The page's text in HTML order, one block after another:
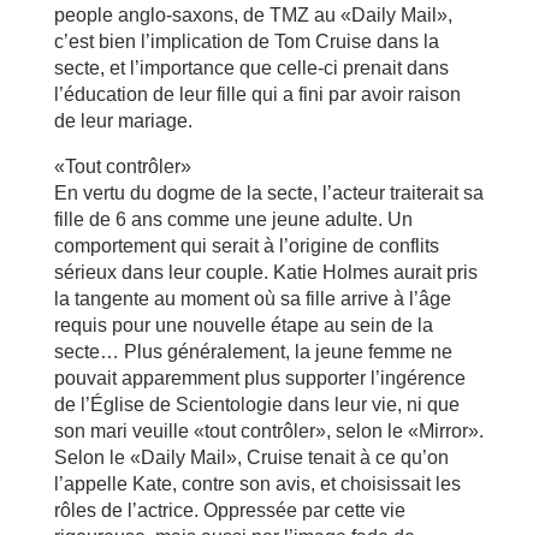
people anglo-saxons, de TMZ au «Daily Mail»,
c’est bien l’implication de Tom Cruise dans la
secte, et l’importance que celle-ci prenait dans
l’éducation de leur fille qui a fini par avoir raison
de leur mariage.
«Tout contrôler»
En vertu du dogme de la secte, l’acteur traiterait sa
fille de 6 ans comme une jeune adulte. Un
comportement qui serait à l’origine de conflits
sérieux dans leur couple. Katie Holmes aurait pris
la tangente au moment où sa fille arrive à l’âge
requis pour une nouvelle étape au sein de la
secte… Plus généralement, la jeune femme ne
pouvait apparemment plus supporter l’ingérence
de l’Église de Scientologie dans leur vie, ni que
son mari veuille «tout contrôler», selon le «Mirror».
Selon le «Daily Mail», Cruise tenait à ce qu’on
l’appelle Kate, contre son avis, et choisissait les
rôles de l’actrice. Oppressée par cette vie